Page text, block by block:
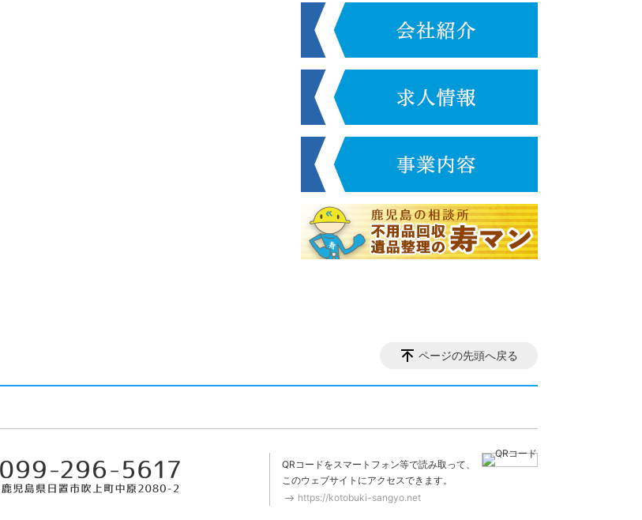
ページの先頭へ戻る
QRコードをスマートフォン等で読み取って、
このウェブサイトにアクセスできます。
https://kotobuki-sangyo.net